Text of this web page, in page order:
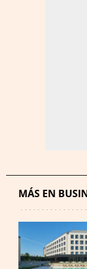
MÁS EN